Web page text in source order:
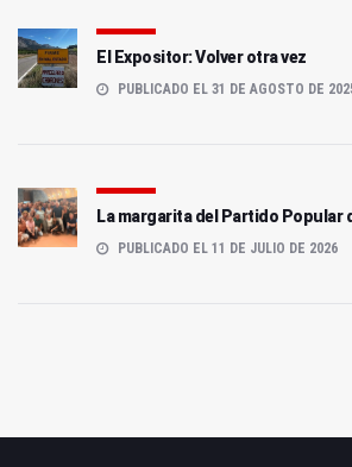
El Expositor: Volver otra vez
PUBLICADO EL 31 DE AGOSTO DE
La margarita del Partido Popular
PUBLICADO EL 11 DE JULIO DE 2026